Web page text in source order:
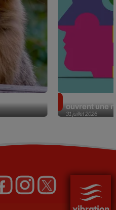
31 juillet 2026
ouvrent une